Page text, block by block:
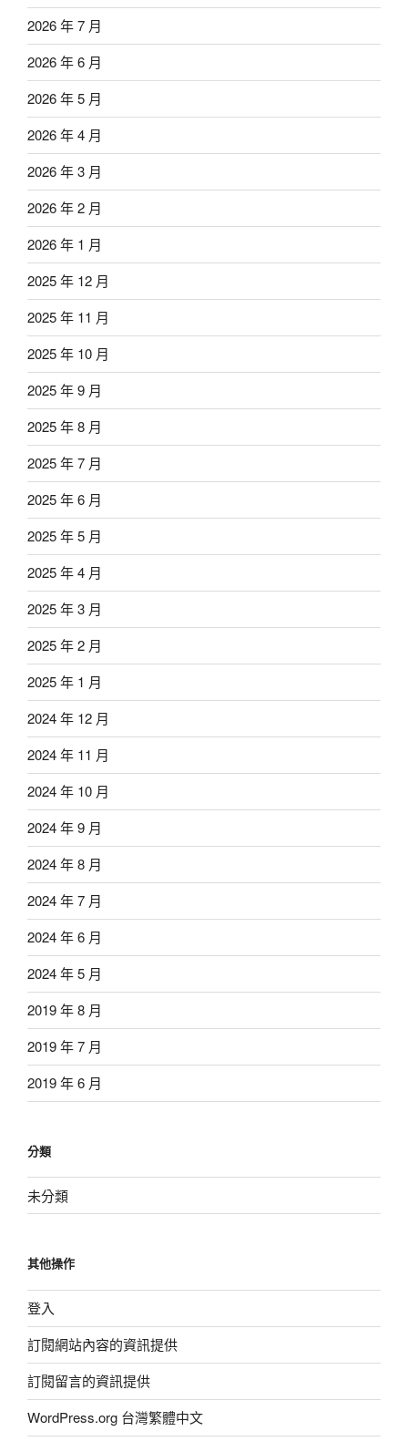
2026 年 7 月
2026 年 6 月
2026 年 5 月
2026 年 4 月
2026 年 3 月
2026 年 2 月
2026 年 1 月
2025 年 12 月
2025 年 11 月
2025 年 10 月
2025 年 9 月
2025 年 8 月
2025 年 7 月
2025 年 6 月
2025 年 5 月
2025 年 4 月
2025 年 3 月
2025 年 2 月
2025 年 1 月
2024 年 12 月
2024 年 11 月
2024 年 10 月
2024 年 9 月
2024 年 8 月
2024 年 7 月
2024 年 6 月
2024 年 5 月
2019 年 8 月
2019 年 7 月
2019 年 6 月
分類
未分類
其他操作
登入
訂閱網站內容的資訊提供
訂閱留言的資訊提供
WordPress.org 台灣繁體中文